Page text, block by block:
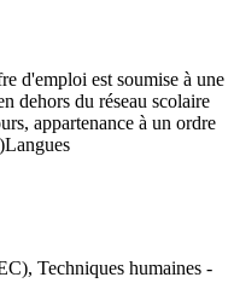
d'emploi est soumise à une
dehors du réseau scolaire
appartenance à un ordre
Techniques humaines -